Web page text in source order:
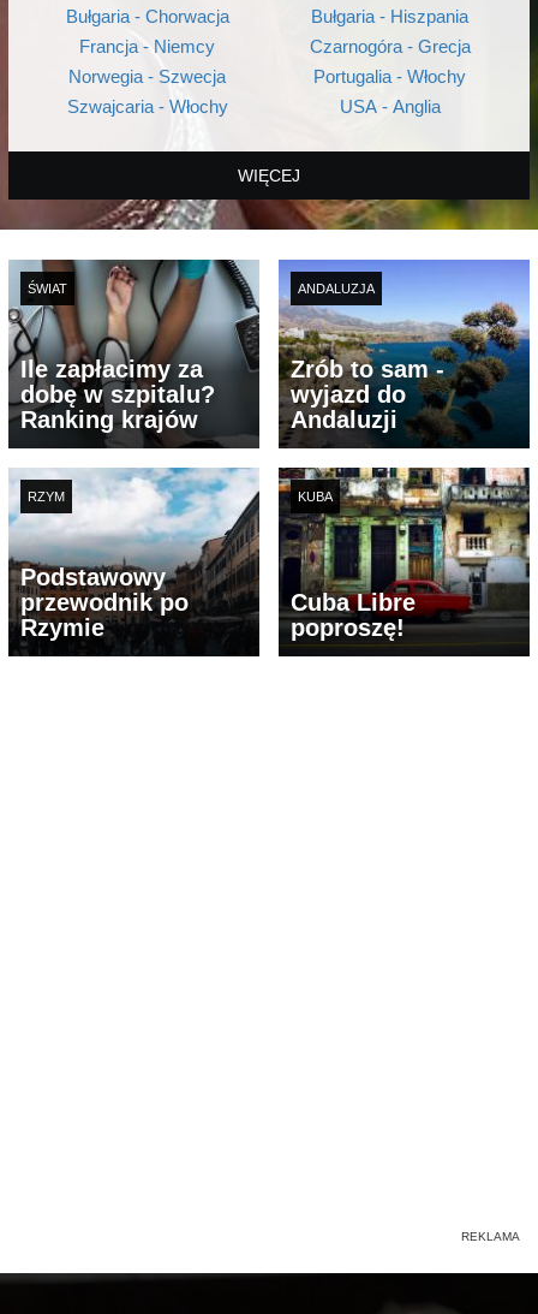
Bułgaria - Chorwacja
Francja - Niemcy
Norwegia - Szwecja
Szwajcaria - Włochy
Bułgaria - Hiszpania
Czarnogóra - Grecja
Portugalia - Włochy
USA - Anglia
WIĘCEJ
ŚWIAT
Ile zapłacimy za
dobę w szpitalu?
Ranking krajów
ANDALUZJA
Zrób to sam -
wyjazd do
Andaluzji
RZYM
Podstawowy
przewodnik po
Rzymie
KUBA
Cuba Libre
poproszę!